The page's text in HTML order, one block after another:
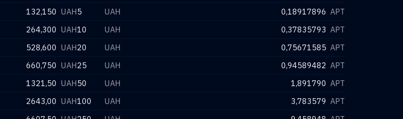
132,150 UAH
264,300 UAH
528,600 UAH
660,750 UAH
1321,50 UAH
2643,00 UAH
5
UAH 0,18917896 APT
10
UAH 0,37835793 APT
20
UAH 0,75671585 APT
25
UAH 0,94589482 APT
50
UAH 1,891790 APT
100
UAH 3,783579 APT